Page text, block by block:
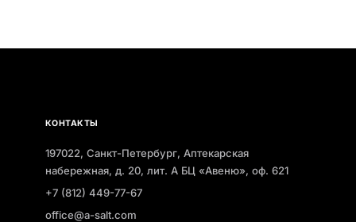
КОНТАКТЫ
197022, Санкт-Петербург, Аптекарская
набережная, д. 20, лит. А БЦ «Авеню», оф. 621
+7 (812) 449-77-67
office@a-salt.com